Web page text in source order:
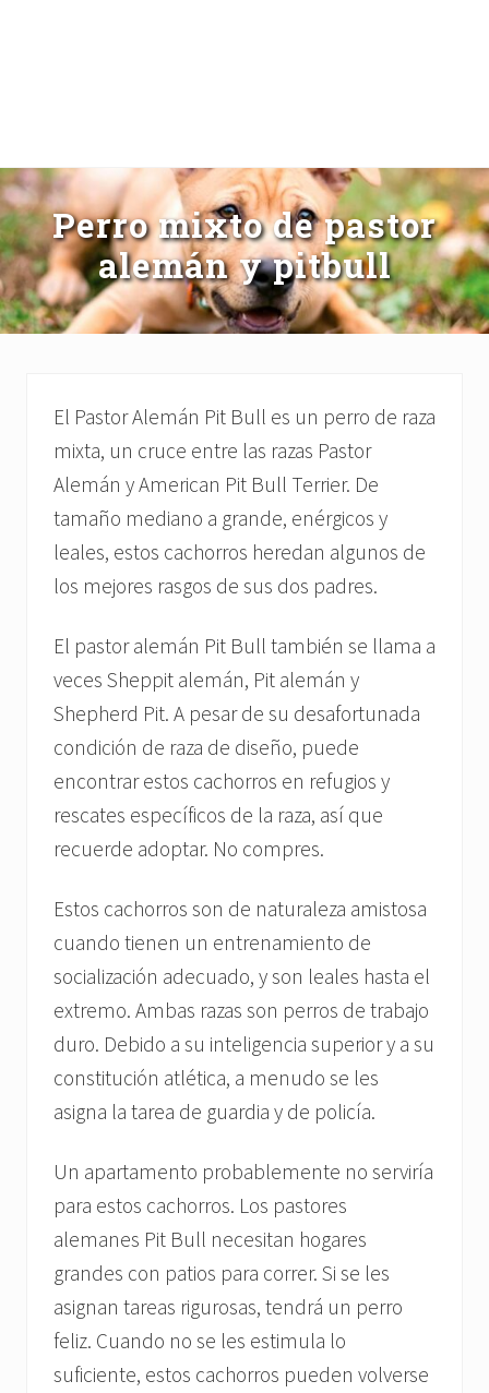
Perro mixto de pastor
alemán y pitbull
El Pastor Alemán Pit Bull es un perro de raza
mixta, un cruce entre las razas Pastor
Alemán y American Pit Bull Terrier. De
tamaño mediano a grande, enérgicos y
leales, estos cachorros heredan algunos de
los mejores rasgos de sus dos padres.
El pastor alemán Pit Bull también se llama a
veces Sheppit alemán, Pit alemán y
Shepherd Pit. A pesar de su desafortunada
condición de raza de diseño, puede
encontrar estos cachorros en refugios y
rescates específicos de la raza, así que
recuerde adoptar. No compres.
Estos cachorros son de naturaleza amistosa
cuando tienen un entrenamiento de
socialización adecuado, y son leales hasta el
extremo. Ambas razas son perros de trabajo
duro. Debido a su inteligencia superior y a su
constitución atlética, a menudo se les
asigna la tarea de guardia y de policía.
Un apartamento probablemente no serviría
para estos cachorros. Los pastores
alemanes Pit Bull necesitan hogares
grandes con patios para correr. Si se les
asignan tareas rigurosas, tendrá un perro
feliz. Cuando no se les estimula lo
suficiente, estos cachorros pueden volverse